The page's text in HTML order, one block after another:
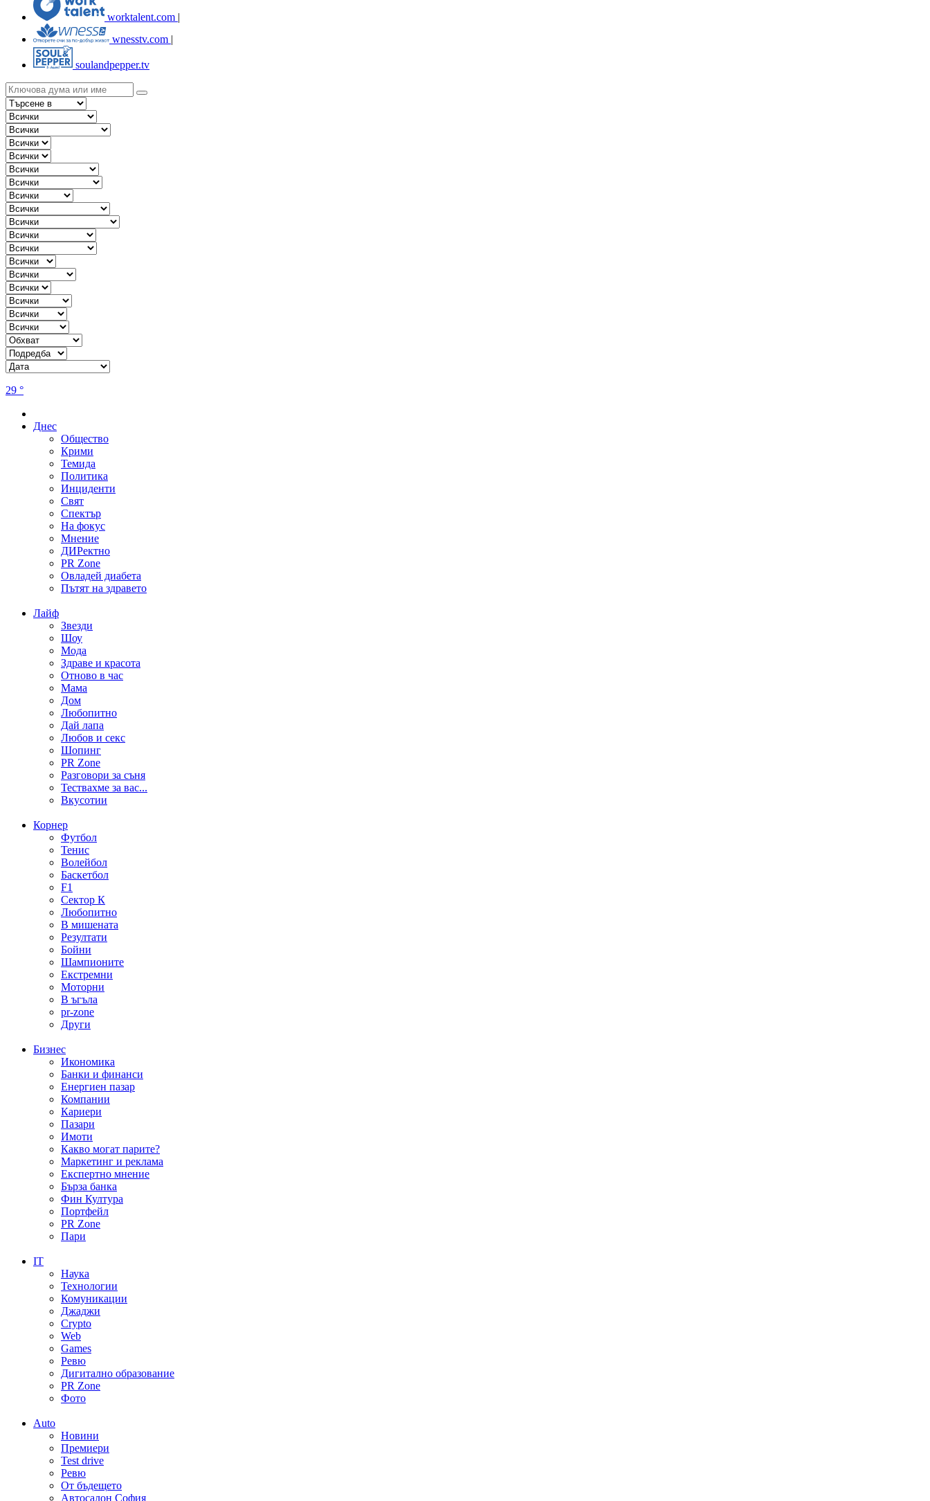
worktalent.com |
wnesstv.com |
soulandpepper.tv
29 °
Днес
Общество
Крими
Темида
Политика
Инциденти
Свят
Спектър
На фокус
Мнение
ДИРектно
PR Zone
Овладей диабета
Пътят на здравето
Лайф
Звезди
Шоу
Мода
Здраве и красота
Отново в час
Мама
Дом
Любопитно
Дай лапа
Любов и секс
Шопинг
PR Zone
Разговори за съня
Тествахме за вас...
Вкусотии
Корнер
Футбол
Тенис
Волейбол
Баскетбол
F1
Сектор К
Любопитно
В мишената
Резултати
Бойни
Шампионите
Екстремни
Моторни
В ъгъла
pr-zone
Други
Бизнес
Икономика
Банки и финанси
Енергиен пазар
Компании
Кариери
Пазари
Имоти
Какво могат парите?
Маркетинг и реклама
Експертно мнение
Бърза банка
Фин Култура
Портфейл
PR Zone
Пари
IT
Наука
Технологии
Комуникации
Джаджи
Crypto
Web
Games
Ревю
Дигитално образование
PR Zone
Фото
Auto
Новини
Премиери
Test drive
Ревю
От бъдещето
Автосалон София